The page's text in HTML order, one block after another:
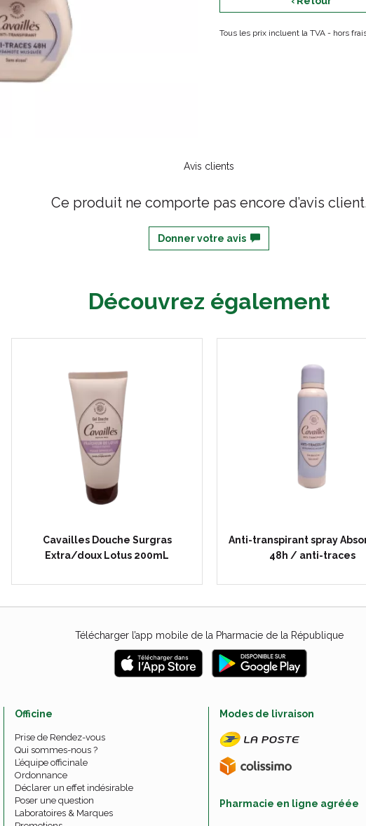
Tous les prix incluent la TVA - hors
Avis clients
Ce produit ne comporte pas encore d’avis
Donner votre avis
Découvrez également
Cavailles Douche Surgras
Extra/doux Lotus 200mL
Anti-transpirant spray
48h / anti-traces
Télécharger l’app mobile de la Pharmacie de la République
Officine
Prise de Rendez-vous
Qui sommes-nous ?
L’équipe officinale
Ordonnance
Déclarer un effet indésirable
Poser une question
Laboratoires & Marques
Modes de livraison
Pharmacie en ligne agréée